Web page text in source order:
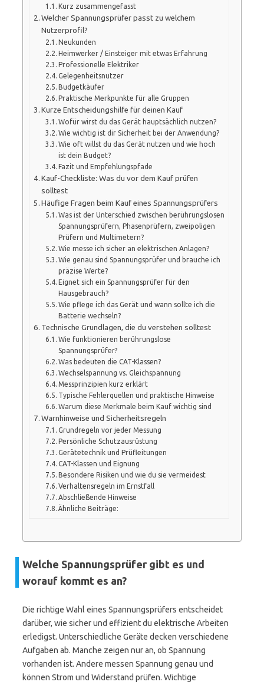
Kurz zusammengefasst
Welcher Spannungsprüfer passt zu welchem
Nutzerprofil?
Neukunden
Heimwerker / Einsteiger mit etwas Erfahrung
Professionelle Elektriker
Gelegenheitsnutzer
Budgetkäufer
Praktische Merkpunkte für alle Gruppen
Kurze Entscheidungshilfe für deinen Kauf
Wofür wirst du das Gerät hauptsächlich nutzen?
Wie wichtig ist dir Sicherheit bei der Anwendung?
Wie oft willst du das Gerät nutzen und wie hoch
ist dein Budget?
Fazit und Empfehlungspfade
Kauf-Checkliste: Was du vor dem Kauf prüfen
solltest
Häufige Fragen beim Kauf eines Spannungsprüfers
Was ist der Unterschied zwischen berührungslosen
Spannungsprüfern, Phasenprüfern, zweipoligen
Prüfern und Multimetern?
Wie messe ich sicher an elektrischen Anlagen?
Wie genau sind Spannungsprüfer und brauche ich
präzise Werte?
Eignet sich ein Spannungsprüfer für den
Hausgebrauch?
Wie pflege ich das Gerät und wann sollte ich die
Batterie wechseln?
Technische Grundlagen, die du verstehen solltest
Wie funktionieren berührungslose
Spannungsprüfer?
Was bedeuten die CAT-Klassen?
Wechselspannung vs. Gleichspannung
Messprinzipien kurz erklärt
Typische Fehlerquellen und praktische Hinweise
Warum diese Merkmale beim Kauf wichtig sind
Warnhinweise und Sicherheitsregeln
Grundregeln vor jeder Messung
Persönliche Schutzausrüstung
Gerätetechnik und Prüfleitungen
CAT-Klassen und Eignung
Besondere Risiken und wie du sie vermeidest
Verhaltensregeln im Ernstfall
Abschließende Hinweise
Ähnliche Beiträge:
Welche Spannungsprüfer gibt es und
worauf kommt es an?
Die richtige Wahl eines Spannungsprüfers entscheidet
darüber, wie sicher und effizient du elektrische Arbeiten
erledigst. Unterschiedliche Geräte decken verschiedene
Aufgaben ab. Manche zeigen nur an, ob Spannung
vorhanden ist. Andere messen Spannung genau und
können Strom und Widerstand prüfen. Wichtige